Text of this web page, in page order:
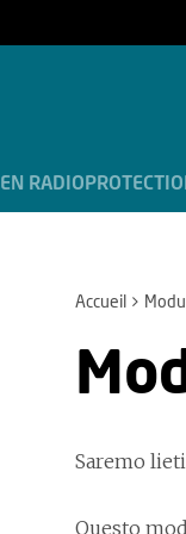
Accueil
Saremo
Questo